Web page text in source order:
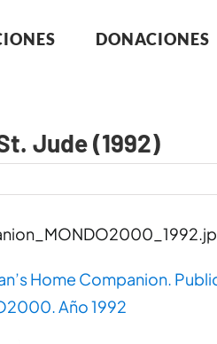
DONACIONES
Jude (1992)
Home Companion.
Año 1992